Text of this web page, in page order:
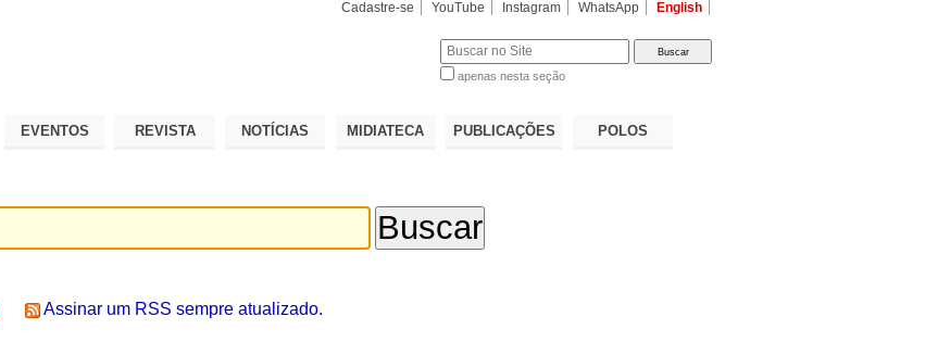
Cadastre-se YouTube Instagram WhatsApp English
apenas nesta seção
EVENTOS REVISTA NOTÍCIAS MIDIATECA PUBLICAÇÕES POLOS
Assinar um RSS sempre atualizado.